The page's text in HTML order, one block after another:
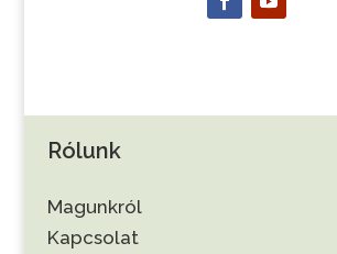
Rólunk
Magunkról
Kapcsolat